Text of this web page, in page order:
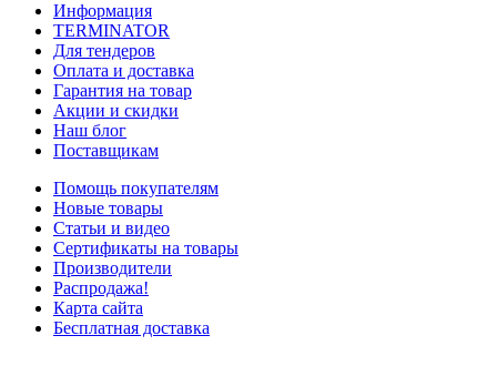
Информация
TERMINATOR
Для тендеров
Оплата и доставка
Гарантия на товар
Акции и скидки
Наш блог
Поставщикам
Помощь покупателям
Новые товары
Статьи и видео
Сертификаты на товары
Производители
Распродажа!
Карта сайта
Бесплатная доставка